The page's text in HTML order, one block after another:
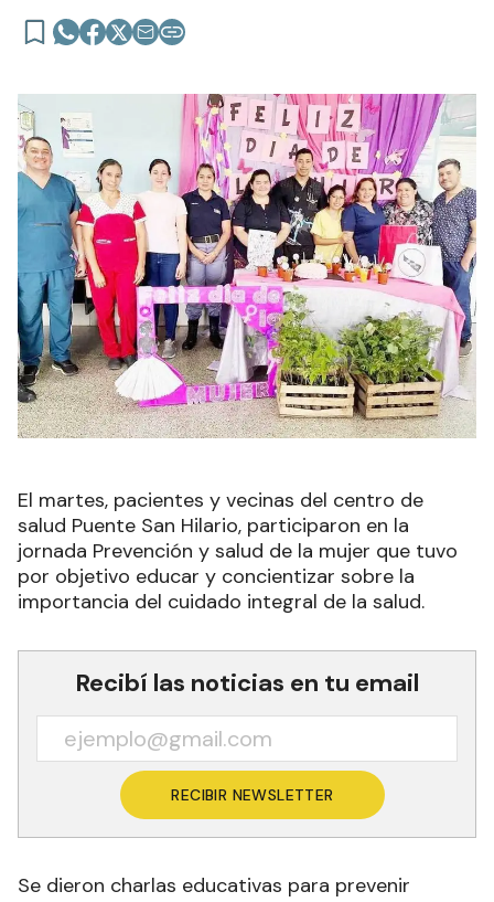
El martes, pacientes y vecinas del centro de
salud Puente San Hilario, participaron en la
jornada Prevención y salud de la mujer que tuvo
por objetivo educar y concientizar sobre la
importancia del cuidado integral de la salud.
Recibí las noticias en tu email
RECIBIR NEWSLETTER
Se dieron charlas educativas para prevenir